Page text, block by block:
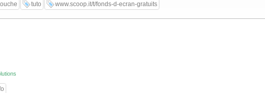
tuto www.scoop.it/t/fonds-d-ecran-gratuits